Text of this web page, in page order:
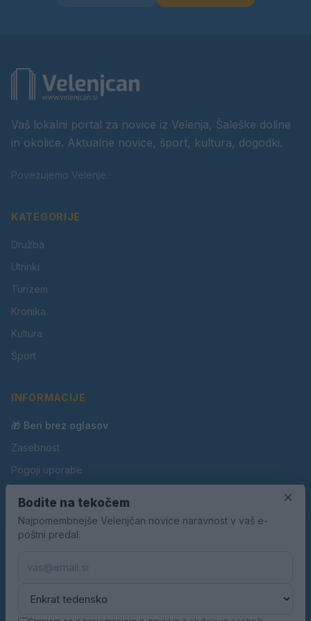
Vaš lokalni portal za novice iz Velenja, Šaleške doline
in okolice. Aktualne novice, šport, kultura, dogodki.
Povezujemo Velenje.
KATEGORIJE
Družba
Utrinki
Turizem
Kronika
Kultura
Šport
INFORMACIJE
🎁 Beri brez oglasov
Zasebnost
Pogoji uporabe
Oglaševanje
Kontakt
×
Bodite na tekočem
Najpomembnejše Velenjčan novice naravnost v vaš e-
poštni predal.